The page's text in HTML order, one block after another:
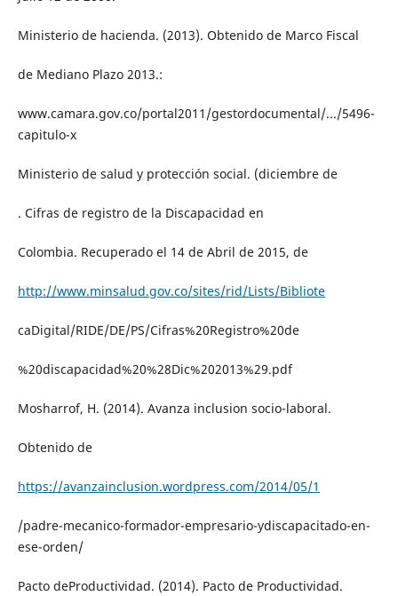
Ministerio de hacienda. (2013). Obtenido de Marco Fiscal
de Mediano Plazo 2013.:
www.camara.gov.co/portal2011/gestordocumental/.../5496-
capitulo-x
Ministerio de salud y protección social. (diciembre de
. Cifras de registro de la Discapacidad en
Colombia. Recuperado el 14 de Abril de 2015, de
http://www.minsalud.gov.co/sites/rid/Lists/Bibliote
caDigital/RIDE/DE/PS/Cifras%20Registro%20de
%20discapacidad%20%28Dic%202013%29.pdf
Mosharrof, H. (2014). Avanza inclusion socio-laboral.
Obtenido de
https://avanzainclusion.wordpress.com/2014/05/1
/padre-mecanico-formador-empresario-ydiscapacitado-en-
ese-orden/
Pacto deProductividad. (2014). Pacto de Productividad.